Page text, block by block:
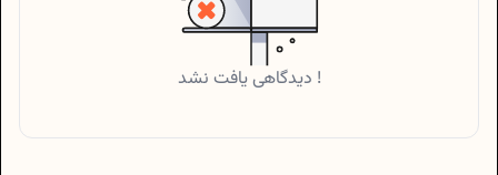
دیدگاهی یافت نشد !